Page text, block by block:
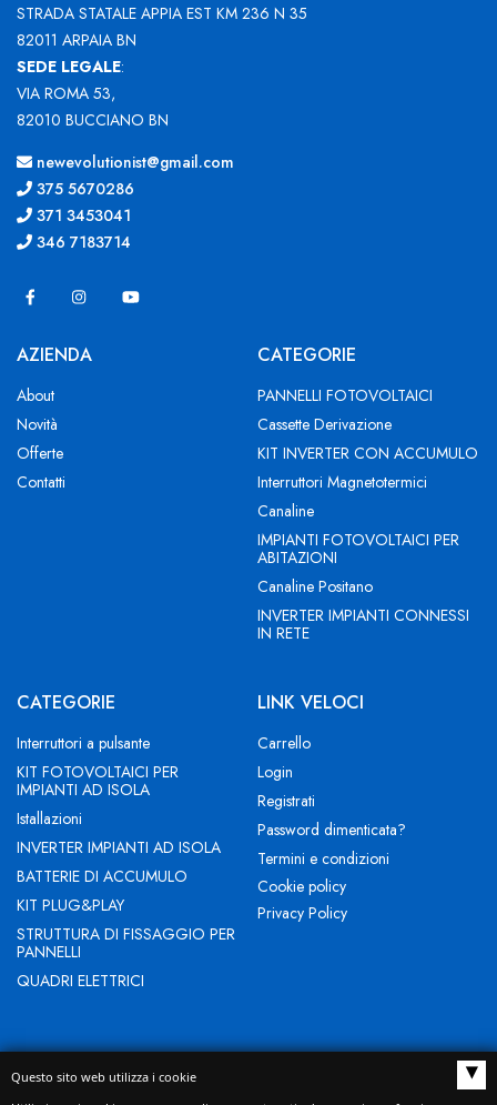
STRADA STATALE APPIA EST KM 236 N 35
82011 ARPAIA BN
SEDE LEGALE:
VIA ROMA 53,
82010 BUCCIANO BN
newevolutionist@gmail.com
375 5670286
371 3453041
346 7183714
AZIENDA
About
Novità
Offerte
Contatti
CATEGORIE
PANNELLI FOTOVOLTAICI
Cassette Derivazione
KIT INVERTER CON ACCUMULO
Interruttori Magnetotermici
Canaline
IMPIANTI FOTOVOLTAICI PER
ABITAZIONI
Canaline Positano
INVERTER IMPIANTI CONNESSI
IN RETE
CATEGORIE
Interruttori a pulsante
KIT FOTOVOLTAICI PER
IMPIANTI AD ISOLA
Istallazioni
INVERTER IMPIANTI AD ISOLA
BATTERIE DI ACCUMULO
KIT PLUG&PLAY
STRUTTURA DI FISSAGGIO PER
PANNELLI
QUADRI ELETTRICI
LINK VELOCI
Carrello
Login
Registrati
Password dimenticata?
Termini e condizioni
Cookie policy
Privacy Policy
Questo sito web utilizza i cookie ▴